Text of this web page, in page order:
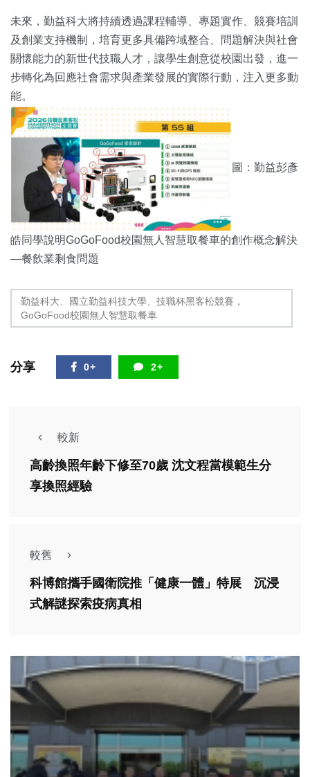
未來，勤益科大將持續透過課程輔導、專題實作、競賽培訓
及創業支持機制，培育更多具備跨域整合、問題解決與社會
關懷能力的新世代技職人才，讓學生創意從校園出發，進一
步轉化為回應社會需求與產業發展的實際行動，注入更多動
能。
圖：勤益彭彥
皓同學說明GoGoFood校園無人智慧取餐車的創作概念解決
—餐飲業剩食問題
勤益科大、國立勤益科技大學、技職杯黑客松競賽，
GoGoFood校園無人智慧取餐車
分享 0+ 2+
較新
高齡換照年齡下修至70歲 沈文程當模範生分
享換照經驗
較舊
科博館攜手國衛院推「健康一體」特展 沉浸
式解謎探索疫病真相